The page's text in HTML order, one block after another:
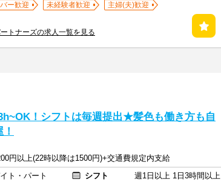
ー歓迎 未経験者歓迎
主婦(夫)歓迎
トナーズの求人一覧を見る
！シフトは毎週提出★髪色も働き方も自
円以上(22時以降は1500円)+交通費規定内支給
ト・パート シフト
週1日以上 1日3時間以上